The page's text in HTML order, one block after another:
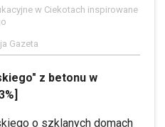
w Ciekotach inspirowane
Gazeta
z betonu w
o szklanych domach